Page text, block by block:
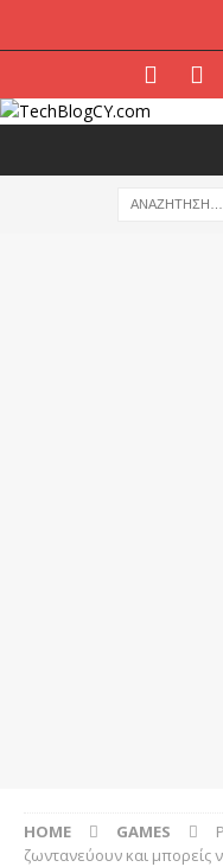
HOME GAMES
ζωντανεύουν και μπορείς